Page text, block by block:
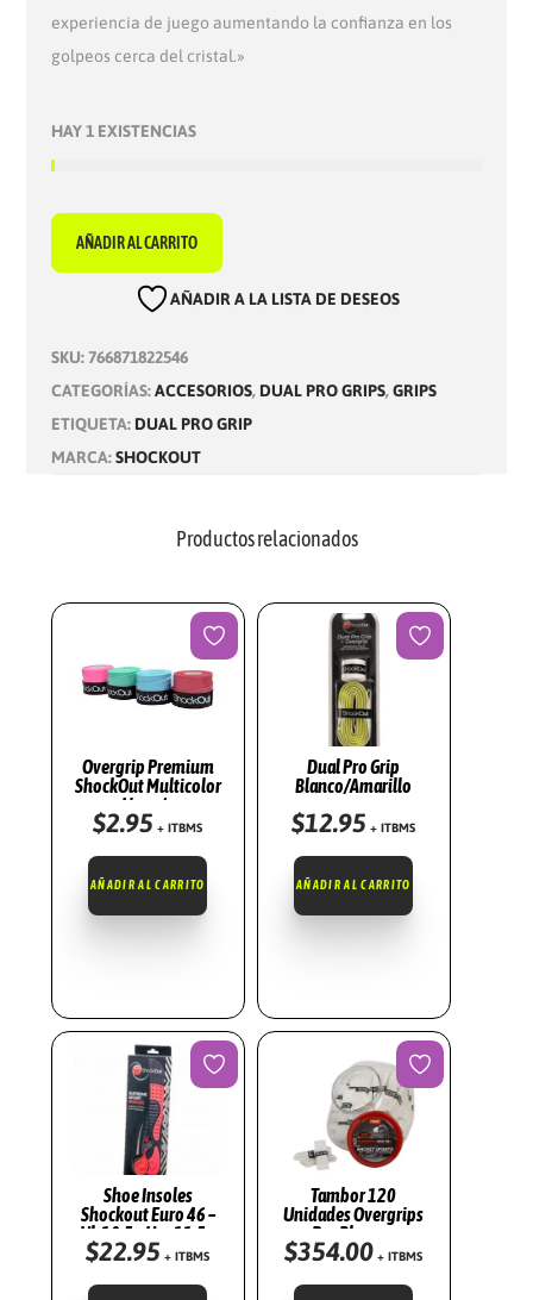
experiencia de juego aumentando la confianza en los
golpeos cerca del cristal.»
HAY 1 EXISTENCIAS
AÑADIR AL CARRITO
AÑADIR A LA LISTA DE DESEOS
SKU: 766871822546
CATEGORÍAS:ACCESORIOS, DUAL PRO GRIPS,GRIPS
ETIQUETA: DUAL PRO GRIP
MARCA:SHOCKOUT
Productos relacionados
Overgrip Premium
ShockOut Multicolor
Liso c/u
$2.95 + ITBMS
AÑADIR AL CARRITO
Dual Pro Grip
Blanco/Amarillo
$12.95 + ITBMS
AÑADIR AL CARRITO
Shoe Insoles
Shockout Euro 46 –
Uk 10,5 – Usa 11,5 –
Cm 29,5
$22.95 + ITBMS
Tambor 120
Unidades Overgrips
Pro Blancos
$354.00 + ITBMS